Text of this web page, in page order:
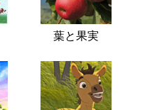
葉と果実